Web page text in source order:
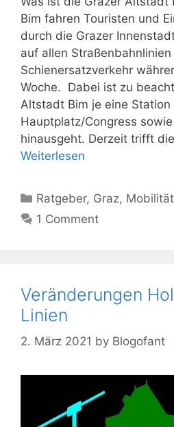
Bim fahren Touristen und
durch die Grazer
auf allen
Schienersatzverkehr
Woche. Dabei ist zu
Altstadt Bim je eine
Hauptplatz/Congress
hinausgeht. Derzeit trifft
Weiterlesen
Kategorien
Ratgeber, Graz, Mobilität
1 Comment
Veränderungen
Linien
2. März 2021 by Blogofant